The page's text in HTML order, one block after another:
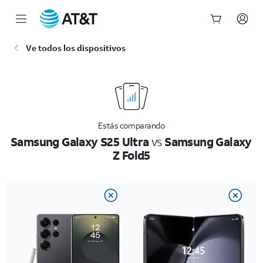
Ve todos los dispositivos
Estás comparando
Samsung Galaxy S25 UltravsSamsung Galaxy
Z Fold5